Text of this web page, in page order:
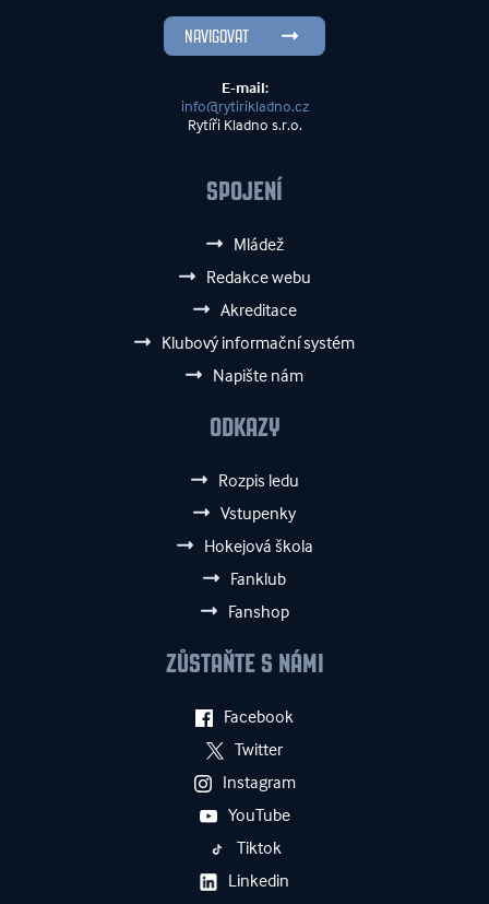
NAVIGOVAT
E-mail:
info@rytirikladno.cz
Rytíři Kladno s.r.o.
SPOJENÍ
Mládež
Redakce webu
Akreditace
Klubový informační systém
Napište nám
ODKAZY
Rozpis ledu
Vstupenky
Hokejová škola
Fanklub
Fanshop
ZŮSTAŇTE S NÁMI
Facebook
Twitter
Instagram
YouTube
Tiktok
Linkedin